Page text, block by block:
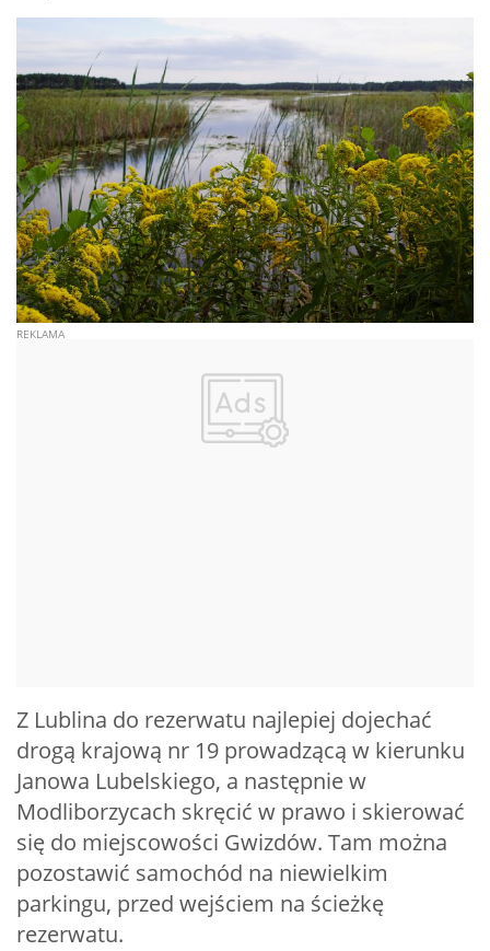
Z Lublina do rezerwatu najlepiej dojechać
drogą krajową nr 19 prowadzącą w kierunku
Janowa Lubelskiego, a następnie w
Modliborzycach skręcić w prawo i skierować
się do miejscowości Gwizdów. Tam można
pozostawić samochód na niewielkim
parkingu, przed wejściem na ścieżkę
rezerwatu.